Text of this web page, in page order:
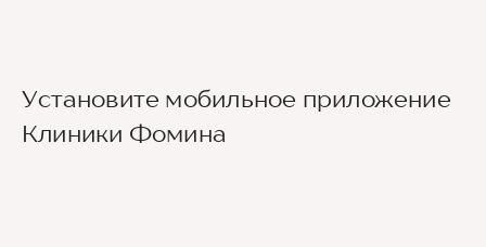
Установите мобильное приложение
Клиники Фомина